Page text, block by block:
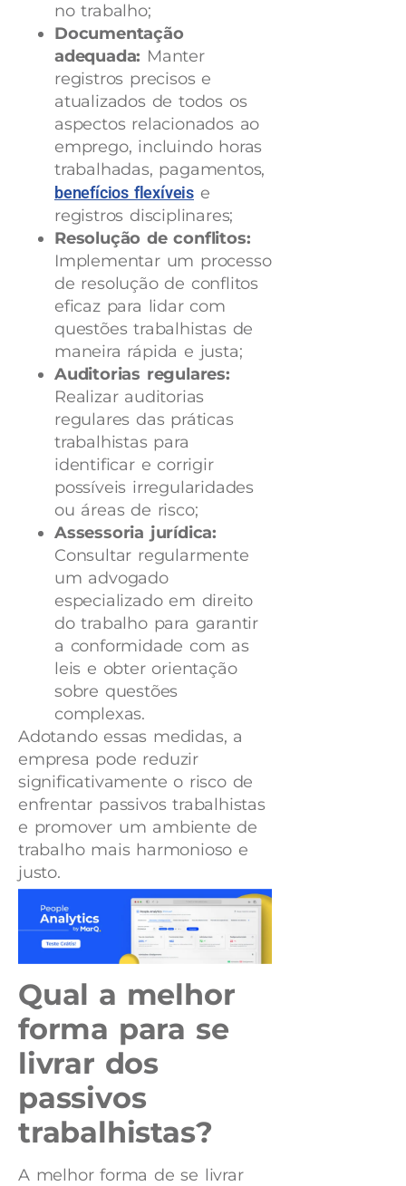
no trabalho;
Documentação
adequada: Manter
registros precisos e
atualizados de todos os
aspectos relacionados ao
emprego, incluindo horas
trabalhadas, pagamentos,
benefícios flexíveis e
registros disciplinares;
Resolução de conflitos:
Implementar um processo
de resolução de conflitos
eficaz para lidar com
questões trabalhistas de
maneira rápida e justa;
Auditorias regulares:
Realizar auditorias
regulares das práticas
trabalhistas para
identificar e corrigir
possíveis irregularidades
ou áreas de risco;
Assessoria jurídica:
Consultar regularmente
um advogado
especializado em direito
do trabalho para garantir
a conformidade com as
leis e obter orientação
sobre questões
complexas.
Adotando essas medidas, a
empresa pode reduzir
significativamente o risco de
enfrentar passivos trabalhistas
e promover um ambiente de
trabalho mais harmonioso e
justo.
Qual a melhor
forma para se
livrar dos
passivos
trabalhistas?
A melhor forma de se livrar